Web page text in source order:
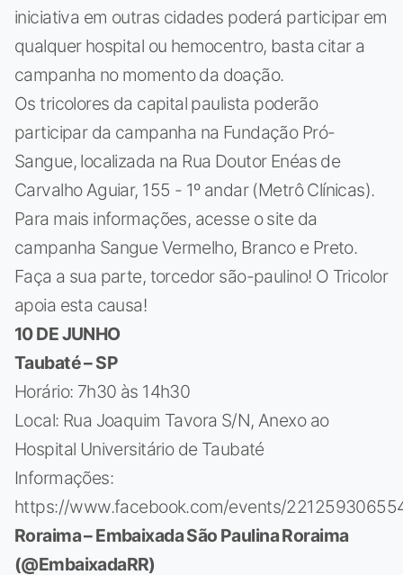
iniciativa em outras cidades poderá participar em
qualquer hospital ou hemocentro, basta citar a
campanha no momento da doação.
Os tricolores da capital paulista poderão
participar da campanha na Fundação Pró-
Sangue, localizada na Rua Doutor Enéas de
Carvalho Aguiar, 155 - 1º andar (Metrô Clínicas).
Para mais informações, acesse o site da
campanha Sangue Vermelho, Branco e Preto.
Faça a sua parte, torcedor são-paulino! O Tricolor
apoia esta causa!
10 DE JUNHO
Taubaté – SP
Horário: 7h30 às 14h30
Local: Rua Joaquim Tavora S/N, Anexo ao
Hospital Universitário de Taubaté
Informações:
https://www.facebook.com/events/
Roraima – Embaixada São Paulina Roraima
(@EmbaixadaRR)